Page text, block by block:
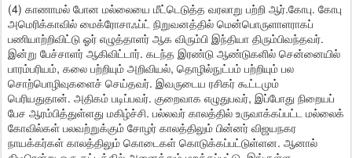
(4) காணாமல் போன மல்லையை மீட்டெடுத்த வரலாறு பற்றி ஆர்.கோபு. கோபு
அமெரிக்காவில் மைக்ரோசாஃப்ட் நிறுவனத்தில் மென்பொருளாளராகப்
பணியாற்றிவிட்டு ஓர் எழுத்தாளர் ஆக விரும்பி இந்தியா திரும்பிவந்தவர்.
இன்று பேச்சாளர் ஆகிவிட்டார். கடந்த இரண்டு ஆண்டுகளில் சென்னையில்
பாரம்பரியம், கலை பற்றியும் அறிவியல், தொழில்நுட்பம் பற்றியும் பல
சொற்பொழிவுகளைச் செய்தவர். இவருடைய ரசிகர் கூட்டமும்
பெரியதுதான். அதிகம் படிப்பவர். குறைவாக எழுதுபவர், இப்போது நிறையப்
பேச ஆரம்பித்துள்ளது மகிழ்ச்சி. பல்லவர் காலத்தில் உருவாக்கப்பட்ட மல்லைக்
கோவில்கள் பலவற்றுக்கும் சோழர் காலத்திலும் பின்னர் விஜயநகர
நாயக்கர்கள் காலத்திலும் கொடைகள் கொடுக்கப்பட்டுள்ளன. ஆனால்